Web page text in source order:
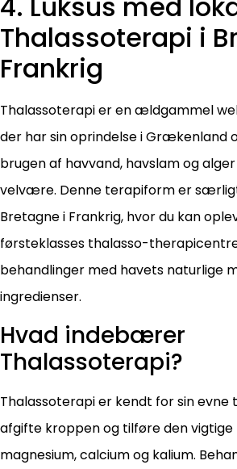
Thalassoterapi i
Frankrig
Thalassoterapi er en ældgammel
der har sin oprindelse i Grækenland
brugen af havvand, havslam og
velvære. Denne terapiform er
Bretagne i Frankrig, hvor du kan
førsteklasses thalasso-
behandlinger med havets naturlige
ingredienser.
Hvad indebærer
Thalassoterapi?
Thalassoterapi er kendt for sin
afgifte kroppen og tilføre den
magnesium, calcium og kalium.